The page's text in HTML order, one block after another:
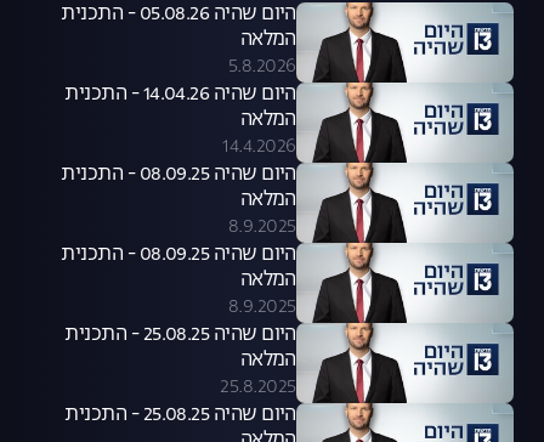
היום שהיה 05.08.26 - התכנית
המלאה
5.8.2026
היום שהיה 14.04.26 - התכנית
המלאה
14.4.2026
היום שהיה 08.09.25 - התכנית
המלאה
8.9.2025
היום שהיה 08.09.25 - התכנית
המלאה
8.9.2025
היום שהיה 25.08.25 - התכנית
המלאה
25.8.2025
היום שהיה 25.08.25 - התכנית